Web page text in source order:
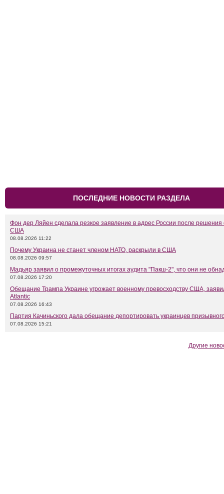
ПОСЛЕДНИЕ НОВОСТИ РАЗДЕЛА
Фон дер Ляйен сделала резкое заявление в адрес России после решения
США
08.08.2026 11:22
Почему Украина не станет членом НАТО, раскрыли в США
08.08.2026 09:57
Мадьяр заявил о промежуточных итогах аудита "Пакш-2", что они не
07.08.2026 17:20
Обещание Трампа Украине угрожает военному превосходству США,
Atlantic
07.08.2026 16:43
Партия Качиньского дала обещание депортировать украинцев
07.08.2026 15:21
Другие